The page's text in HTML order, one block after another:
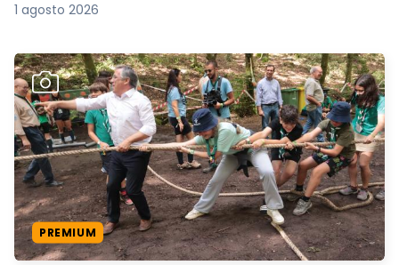
1 agosto 2026
PREMIUM